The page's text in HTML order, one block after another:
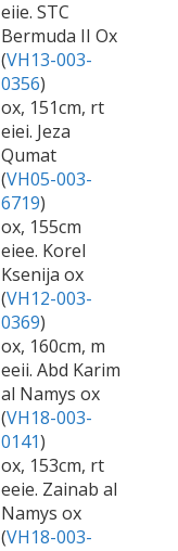
eiie. STC
Bermuda II Ox
(VH13-003-
0356)
ox, 151cm, rt
eiei. Jeza
Qumat
(VH05-003-
6719)
ox, 155cm
eiee. Korel
Ksenija ox
(VH12-003-
0369)
ox, 160cm, m
eeii. Abd Karim
al Namys ox
(VH18-003-
0141)
ox, 153cm, rt
eeie. Zainab al
Namys ox
(VH18-003-